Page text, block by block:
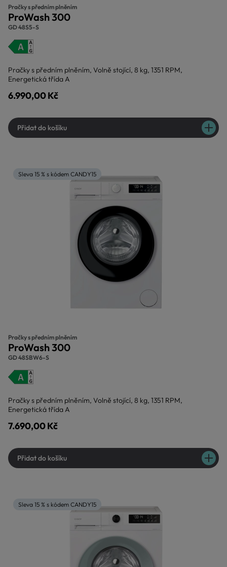
Pračky s předním plněním
ProWash 300
GD 48S5-S
Pračky s předním plněním, Volně stojící, 8 kg, 1351 RPM,
Energetická třída A
6.990,00 Kč
Přidat do košíku
Sleva 15 % s kódem CANDY15
Pračky s předním plněním
ProWash 300
GD 48SBW6-S
Pračky s předním plněním, Volně stojící, 8 kg, 1351 RPM,
Energetická třída A
7.690,00 Kč
Přidat do košíku
Sleva 15 % s kódem CANDY15